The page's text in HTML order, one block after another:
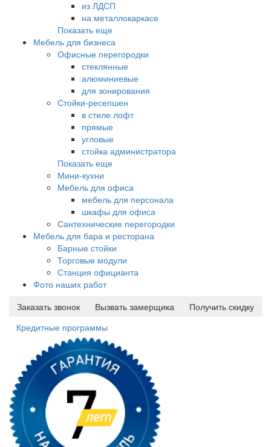
из ЛДСП
на металлокаркасе
Показать еще
Мебель для бизнеса
Офисные перегородки
стеклянные
алюминиевые
для зонирования
Стойки-ресепшен
в стиле лофт
прямые
угловые
стойка администратора
Показать еще
Мини-кухни
Мебель для офиса
мебель для персонала
шкафы для офиса
Сантехнические перегородки
Мебель для бара и ресторана
Барные стойки
Торговые модули
Станция официанта
Фото наших работ
Заказать звонок
Вызвать замерщика
Получить скидку
Кредитные программы